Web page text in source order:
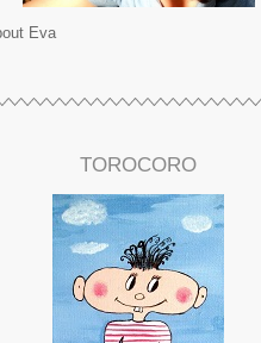
Eva
TOROCORO